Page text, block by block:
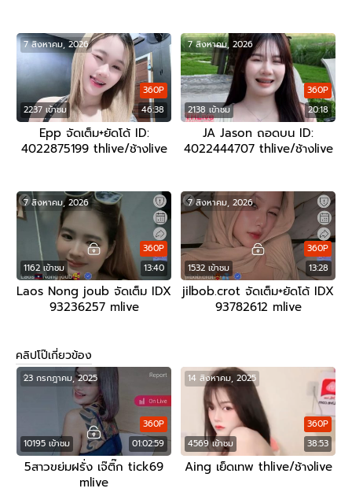
2237 เข้าชม 46:38
360P
7 สิงหาคม, 2026
Epp จัดเต็ม+ยัดโด้ ID:
4022875199 thlive/ช้างlive
2138 เข้าชม 20:18
360P
7 สิงหาคม, 2026
JA Jason ถอดบน ID:
4022444707 thlive/ช้างlive
1162 เข้าชม 13:40
360P
7 สิงหาคม, 2026
Laos Nong joub จัดเต็ม IDX
93236257 mlive
1532 เข้าชม 13:28
360P
7 สิงหาคม, 2026
jilbob.crot จัดเต็ม+ยัดโด้ IDX
93782612 mlive
คลิปโป๊เกี่ยวข้อง
10195 เข้าชม 01:02:59
360P
23 กรกฎาคม, 2025
5สาวขย่มฝรั่ง เจ๊ติ๊ก tick69
mlive
4569 เข้าชม 38:53
360P
14 สิงหาคม, 2025
Aing เย็ดเทพ thlive/ช้างlive